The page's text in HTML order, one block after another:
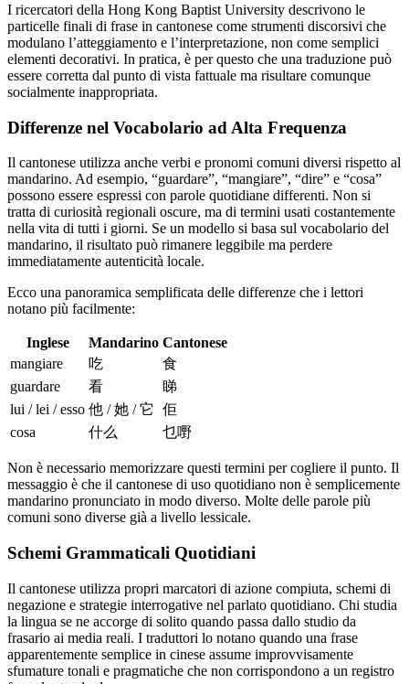
I ricercatori della Hong Kong Baptist University descrivono le
particelle finali di frase in cantonese come strumenti discorsivi che
modulano l’atteggiamento e l’interpretazione, non come semplici
elementi decorativi. In pratica, è per questo che una traduzione può
essere corretta dal punto di vista fattuale ma risultare comunque
socialmente inappropriata.
Differenze nel Vocabolario ad Alta Frequenza
Il cantonese utilizza anche verbi e pronomi comuni diversi rispetto al
mandarino. Ad esempio, “guardare”, “mangiare”, “dire” e “cosa”
possono essere espressi con parole quotidiane differenti. Non si
tratta di curiosità regionali oscure, ma di termini usati costantemente
nella vita di tutti i giorni. Se un modello si basa sul vocabolario del
mandarino, il risultato può rimanere leggibile ma perdere
immediatamente autenticità locale.
Ecco una panoramica semplificata delle differenze che i lettori
notano più facilmente:
Inglese Mandarino Cantonese
mangiare
吃
食
guardare
看
睇
lui / lei / esso 他 / 她 / 它
佢
cosa
什么 乜嘢
Non è necessario memorizzare questi termini per cogliere il punto. Il
messaggio è che il cantonese di uso quotidiano non è semplicemente
mandarino pronunciato in modo diverso. Molte delle parole più
comuni sono diverse già a livello lessicale.
Schemi Grammaticali Quotidiani
Il cantonese utilizza propri marcatori di azione compiuta, schemi di
negazione e strategie interrogative nel parlato quotidiano. Chi studia
la lingua se ne accorge di solito quando passa dallo studio da
frasario ai media reali. I traduttori lo notano quando una frase
apparentemente semplice in cinese assume improvvisamente
sfumature tonali e pragmatiche che non corrispondono a un registro